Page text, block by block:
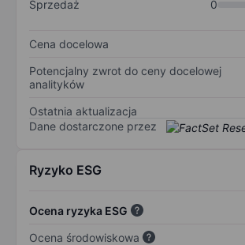
Sprzedaż
0
Cena docelowa
Potencjalny zwrot do ceny docelowej
analityków
Ostatnia aktualizacja
Dane dostarczone przez
Ryzyko ESG
Ocena ryzyka ESG
Ocena środowiskowa